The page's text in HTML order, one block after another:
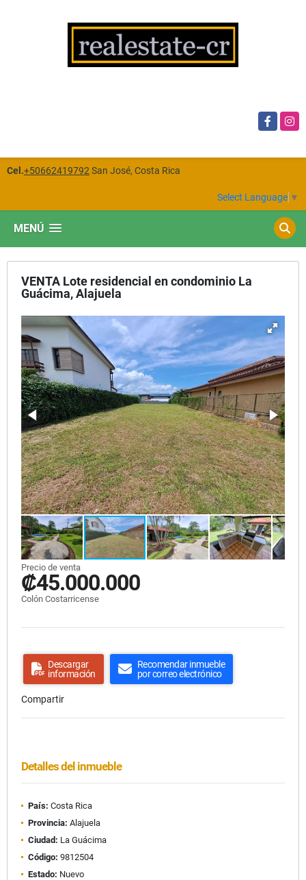
Facebook
Cel.+50662419792 San José, Costa Rica
Select Language ▼
MENÚ
VENTA Lote residencial en condominio La
Guácima, Alajuela
Precio de venta
₡45.000.000
Colón Costarricense
Descargar
información
Recomendar inmueble
por correo electrónico
Compartir
Detalles del inmueble
País: Costa Rica
Provincia: Alajuela
Ciudad: La Guácima
Código: 9812504
Estado: Nuevo